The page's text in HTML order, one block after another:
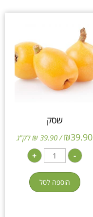
שסק
₪39.90 / 39.90 ₪ לק"ג
-
+
הוספה לסל